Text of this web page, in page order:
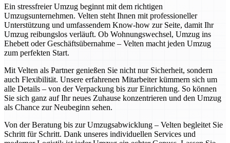
Ein stressfreier Umzug beginnt mit dem richtigen
Umzugsunternehmen. Velten steht Ihnen mit professioneller
Unterstützung und umfassendem Know-how zur Seite, damit Ihr
Umzug reibungslos verläuft. Ob Wohnungswechsel, Umzug ins
Ehebett oder Geschäftsübernahme – Velten macht jeden Umzug
zum perfekten Start.
Mit Velten als Partner genießen Sie nicht nur Sicherheit, sondern
auch Flexibilität. Unsere erfahrenen Mitarbeiter kümmern sich um
alle Details – von der Verpackung bis zur Einrichtung. So können
Sie sich ganz auf Ihr neues Zuhause konzentrieren und den Umzug
als Chance zur Neubeginn sehen.
Von der Beratung bis zur Umzugsabwicklung – Velten begleitet Sie
Schritt für Schritt. Dank unseres individuellen Services und